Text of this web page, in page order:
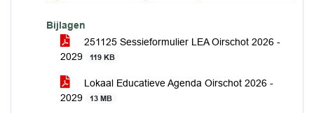
Bijlagen
251125 Sessieformulier LEA Oirschot 2026 -
2029
119 KB
Lokaal Educatieve Agenda Oirschot 2026 -
2029
13 MB